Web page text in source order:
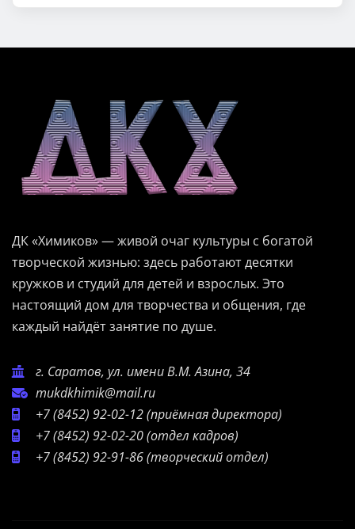
ДК «Химиков» — живой очаг культуры с богатой
творческой жизнью: здесь работают десятки
кружков и студий для детей и взрослых. Это
настоящий дом для творчества и общения, где
каждый найдёт занятие по душе.
г. Саратов, ул. имени В.М. Азина, 34
mukdkhimik@mail.ru
+7 (8452) 92-02-12(приёмная директора)
+7 (8452) 92-02-20(отдел кадров)
+7 (8452) 92-91-86(творческий отдел)